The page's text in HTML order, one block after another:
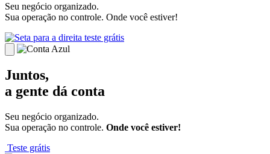
Seu negócio organizado.
Sua operação no controle. Onde você estiver!
teste grátis
Juntos,
a gente dá conta
Seu negócio organizado.
Sua operação no controle. Onde você estiver!
Teste grátis